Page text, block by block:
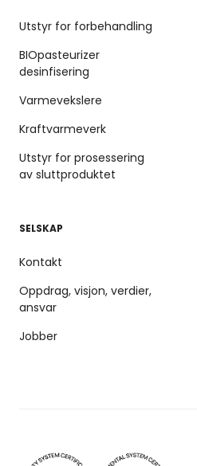
Utstyr for forbehandling
BIOpasteurizer
desinfisering
Varmevekslere
Kraftvarmeverk
Utstyr for prosessering
av sluttproduktet
SELSKAP
Kontakt
Oppdrag, visjon, verdier,
ansvar
Jobber